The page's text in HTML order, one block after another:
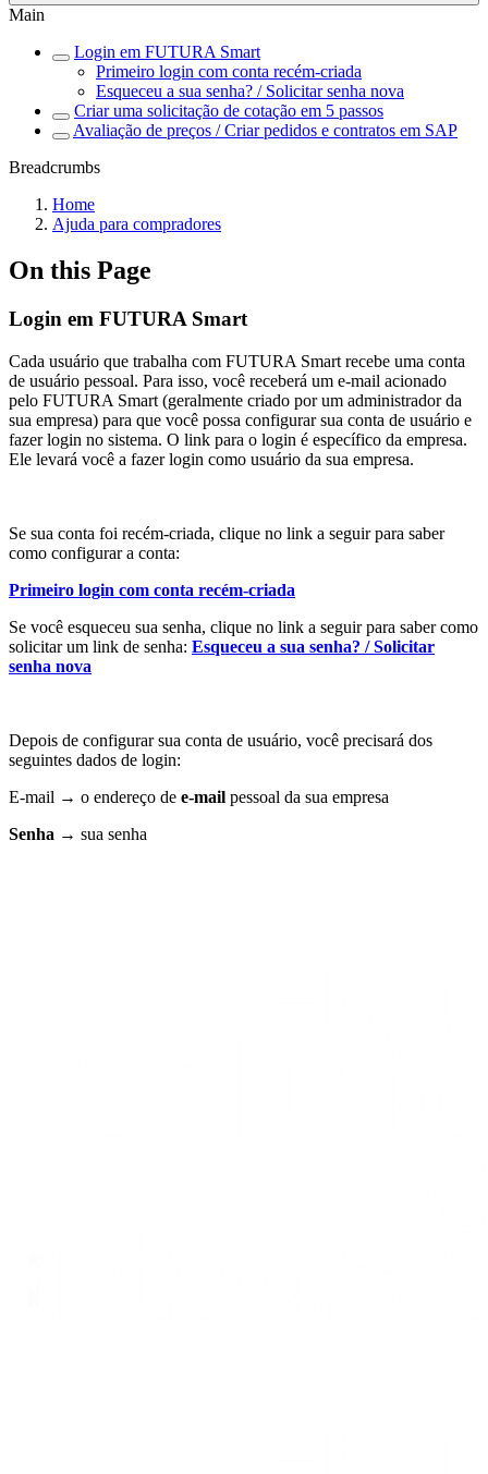
Main
Login em FUTURA Smart
Primeiro login com conta recém-criada
Esqueceu a sua senha? / Solicitar senha nova
Criar uma solicitação de cotação em 5 passos
Avaliação de preços / Criar pedidos e contratos em SAP
Breadcrumbs
Home
Ajuda para compradores
On this Page
Login em FUTURA Smart
Cada usuário que trabalha com FUTURA Smart recebe uma conta
de usuário pessoal. Para isso, você receberá um e-mail acionado
pelo FUTURA Smart (geralmente criado por um administrador da
sua empresa) para que você possa configurar sua conta de usuário e
fazer login no sistema. O link para o login é específico da empresa.
Ele levará você a fazer login como usuário da sua empresa.
Se sua conta foi recém-criada, clique no link a seguir para saber
como configurar a conta:
Primeiro login com conta recém-criada
Se você esqueceu sua senha, clique no link a seguir para saber como
solicitar um link de senha: Esqueceu a sua senha? / Solicitar
senha nova
Depois de configurar sua conta de usuário, você precisará dos
seguintes dados de login:
E-mail → o endereço de e-mail pessoal da sua empresa
Senha → sua senha